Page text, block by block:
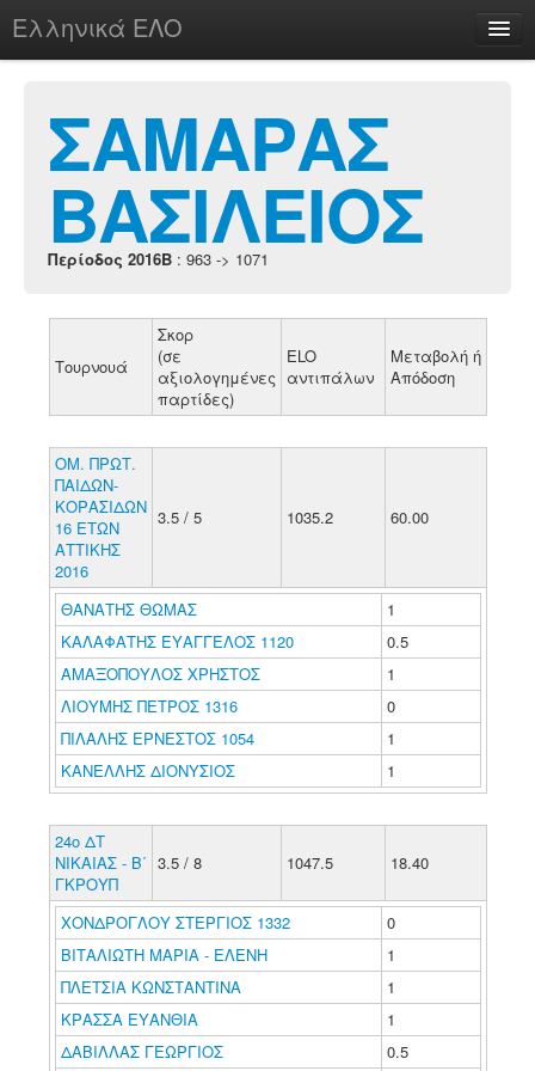
Ελληνικά ΕΛΟ
chesstu.be @ discord
Login
ΣΑΜΑΡΑΣ
ΒΑΣΙΛΕΙΟΣ
Περίοδος 2016B : 963 -> 1071
Τουρνουά
Σκορ
(σε
αξιολογημένες
παρτίδες)
ELO
αντιπάλων
Μεταβολή ή
Απόδοση
ΟΜ. ΠΡΩΤ.
ΠΑΙΔΩΝ-
ΚΟΡΑΣΙΔΩΝ
16 ΕΤΩΝ
ΑΤΤΙΚΗΣ
2016
3.5 / 5 1035.2 60.00
ΘΑΝΑΤΗΣ ΘΩΜΑΣ
1
ΚΑΛΑΦΑΤΗΣ ΕΥΑΓΓΕΛΟΣ 1120
0.5
ΑΜΑΞΟΠΟΥΛΟΣ ΧΡΗΣΤΟΣ
1
ΛΙΟΥΜΗΣ ΠΕΤΡΟΣ 1316
0
ΠΙΛΑΛΗΣ ΕΡΝΕΣΤΟΣ 1054
1
ΚΑΝΕΛΛΗΣ ΔΙΟΝΥΣΙΟΣ
1
24ο ΔΤ
ΝΙΚΑΙΑΣ - Β΄
ΓΚΡΟΥΠ
3.5 / 8 1047.5 18.40
ΧΟΝΔΡΟΓΛΟΥ ΣΤΕΡΓΙΟΣ 1332
0
ΒΙΤΑΛΙΩΤΗ ΜΑΡΙΑ - ΕΛΕΝΗ
1
ΠΛΕΤΣΙΑ ΚΩΝΣΤΑΝΤΙΝΑ
1
ΚΡΑΣΣΑ ΕΥΑΝΘΙΑ
1
ΔΑΒΙΛΛΑΣ ΓΕΩΡΓΙΟΣ
0.5